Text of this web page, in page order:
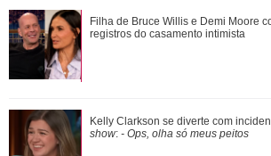
Mais de 20 anos após divórcio,
estariam se reaproximando, diz ...
Relacionamento com Alice Carvalho
revelou a série documental Meu
Filha de Bruce Willis e Demi Moore
registros do casamento intimista
Kelly Clarkson se diverte com
show: - Ops, olha só meus peitos